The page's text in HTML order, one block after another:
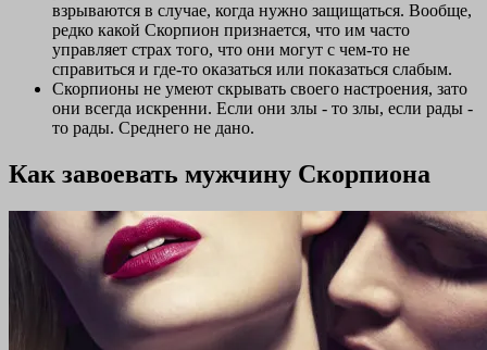
взрываются в случае, когда нужно защищаться. Вообще,
редко какой Скорпион признается, что им часто
управляет страх того, что они могут с чем-то не
справиться и где-то оказаться или показаться слабым.
Скорпионы не умеют скрывать своего настроения, зато
они всегда искренни. Если они злы - то злы, если рады -
то рады. Среднего не дано.
Как завоевать мужчину Скорпиона